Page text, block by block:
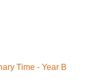
Time - Year B